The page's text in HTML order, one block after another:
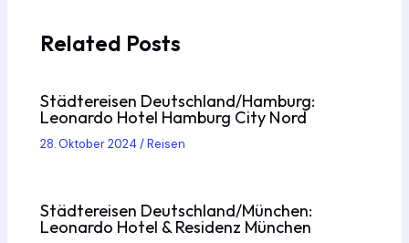
Related Posts
Städtereisen Deutschland/Hamburg:
Leonardo Hotel Hamburg City Nord
28. Oktober 2024/Reisen
Städtereisen Deutschland/München:
Leonardo Hotel & Residenz München